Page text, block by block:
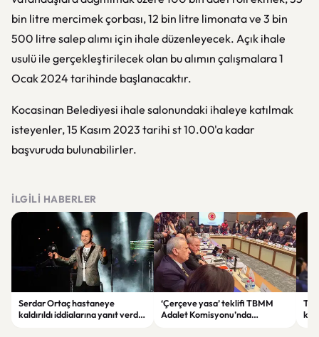
bin litre mercimek çorbası, 12 bin litre limonata ve 3 bin
500 litre salep alımı için ihale düzenleyecek. Açık ihale
usulü ile gerçekleştirilecek olan bu alımın çalışmalara 1
Ocak 2024 tarihinde başlanacaktır.
Kocasinan Belediyesi ihale salonundaki ihaleye katılmak
isteyenler, 15 Kasım 2023 tarihi st 10.00'a kadar
başvuruda bulunabilirler.
İLGILI HABERLER
Serdar Ortaç hastaneye
kaldırıldı iddialarına yanıt verdi:
‘Çerçeve yasa’ teklifi TBMM
Adalet Komisyonu’nda